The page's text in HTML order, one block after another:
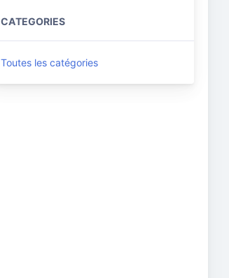
CATEGORIES
Toutes les catégories